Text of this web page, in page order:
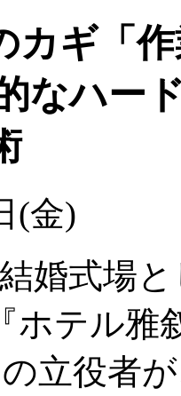
カギ「
なハー
(金)
婚式場
ホテル雅
立役者